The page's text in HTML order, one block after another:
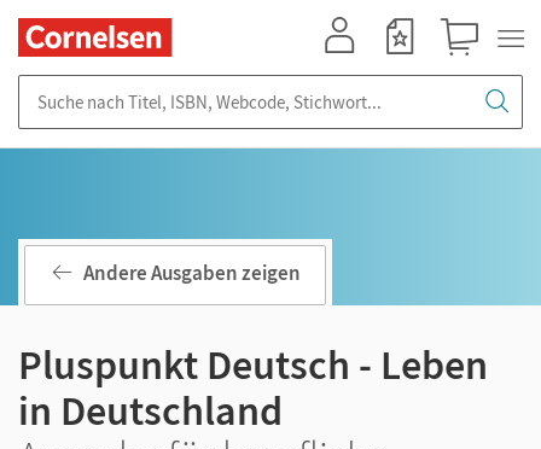
Andere Ausgaben zeigen
Pluspunkt Deutsch - Leben
in Deutschland